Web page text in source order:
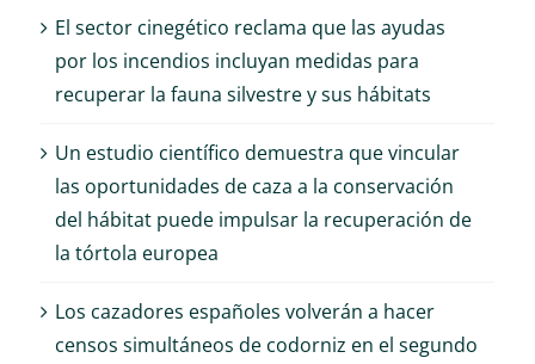
El sector cinegético reclama que las ayudas
por los incendios incluyan medidas para
recuperar la fauna silvestre y sus hábitats
Un estudio científico demuestra que vincular
las oportunidades de caza a la conservación
del hábitat puede impulsar la recuperación de
la tórtola europea
Los cazadores españoles volverán a hacer
censos simultáneos de codorniz en el segundo